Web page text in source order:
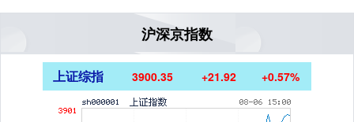
沪深京指数
上证综指 3900.35 +21.92 +0.57%